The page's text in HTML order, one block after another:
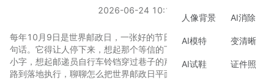
人像背景
AI模特
AI试鞋
AI消除
变清晰
证件照
2026-06-24 10:17
每年10月9日是世界邮政日，一张好的节日海报不只是贴张图、写
句话。它得让人停下来，想起那个等信的下午，想起邮票上烫金的
小字，想起邮递员自行车铃铛穿过巷子的声音。这篇内容从设计思
路到落地执行，聊聊怎么把世界邮政日平面设计做出温度，让作品